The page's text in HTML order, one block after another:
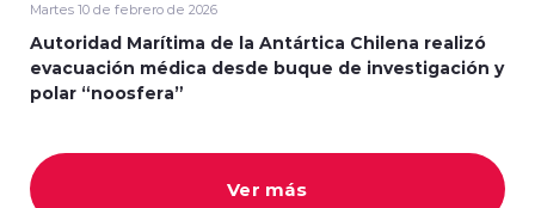
Martes 10 de febrero de 2026
Autoridad Marítima de la Antártica Chilena realizó
evacuación médica desde buque de investigación y
polar “noosfera”
Ver más